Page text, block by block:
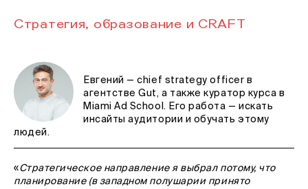
Стратегия, образование и CRAFT
Евгений — chief strategy officer в
агентстве Gut, а также куратор курса в
Miami Ad School. Его работа — искать
инсайты аудитории и обучать этому
людей.
«Стратегическое направление я выбрал потому, что
планирование (в западном полушарии принято